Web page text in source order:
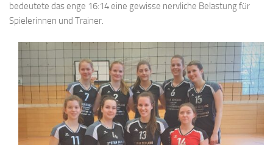
bedeutete das enge 16:14 eine gewisse nervliche Belastung für
Spielerinnen und Trainer.